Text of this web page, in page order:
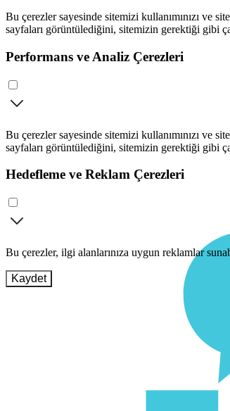
Bu çerezler sayesinde sitemizi kullanımınızı ve
sayfaları görüntülediğini, sitemizin gerektiği gibi
Performans ve Analiz Çerezleri
Bu çerezler sayesinde sitemizi kullanımınızı ve
sayfaları görüntülediğini, sitemizin gerektiği gibi
Hedefleme ve Reklam Çerezleri
Bu çerezler, ilgi alanlarınıza uygun reklamlar
Kaydet